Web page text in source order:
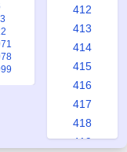
412
413
414
415
416
417
418
419